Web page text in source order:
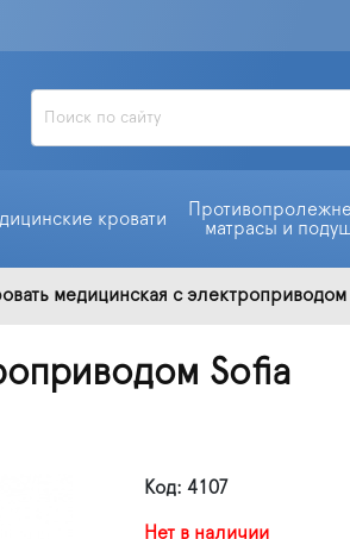
кровати
матрасы и
медицинская с
Sofia
Код: 4107
Нет в наличии